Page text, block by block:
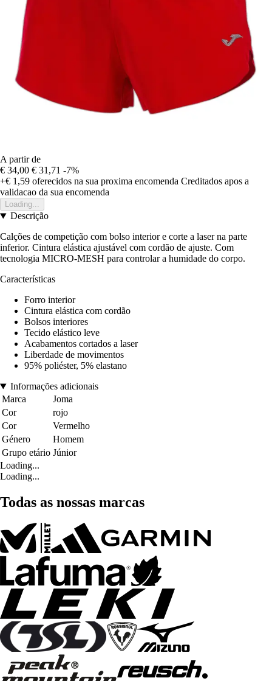
A partir de
€ 34,00 € 31,71 -7%
+€ 1,59 oferecidos na sua proxima encomenda Creditados apos a
validacao da sua encomenda
Loading...
Descrição
Calções de competição com bolso interior e corte a laser na parte
inferior. Cintura elástica ajustável com cordão de ajuste. Com
tecnologia MICRO-MESH para controlar a humidade do corpo.
Características
Forro interior
Cintura elástica com cordão
Bolsos interiores
Tecido elástico leve
Acabamentos cortados a laser
Liberdade de movimentos
95% poliéster, 5% elastano
Informações adicionais
Marca
Joma
Cor
rojo
Cor
Vermelho
Género
Homem
Grupo etário Júnior
Loading...
Loading...
Todas as nossas marcas